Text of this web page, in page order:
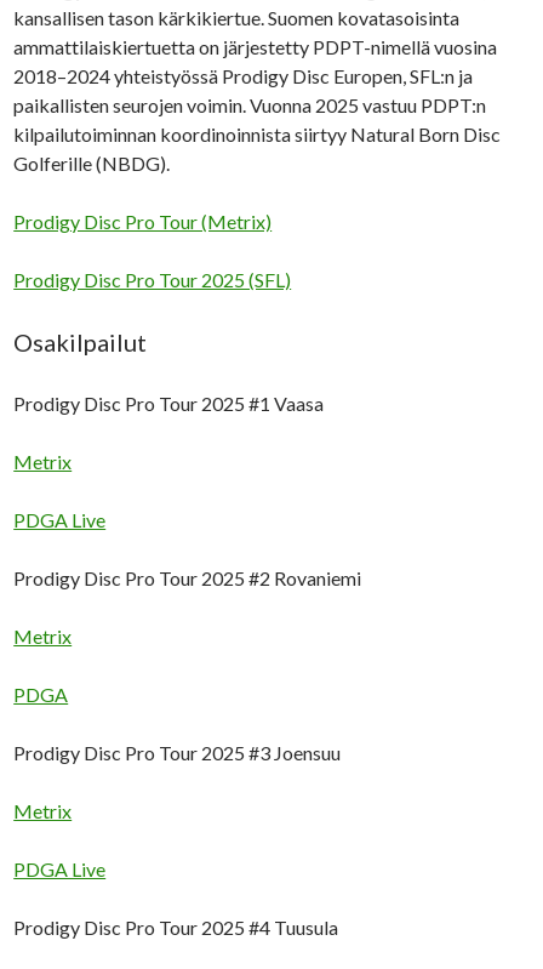
kansallisen tason kärkikiertue. Suomen kovatasoisinta
ammattilaiskiertuetta on järjestetty PDPT-nimellä vuosina
2018–2024 yhteistyössä Prodigy Disc Europen, SFL:n ja
paikallisten seurojen voimin. Vuonna 2025 vastuu PDPT:n
kilpailutoiminnan koordinoinnista siirtyy Natural Born Disc
Golferille (NBDG).
Prodigy Disc Pro Tour (Metrix)
Prodigy Disc Pro Tour 2025 (SFL)
Osakilpailut
Prodigy Disc Pro Tour 2025 #1 Vaasa
Metrix
PDGA Live
Prodigy Disc Pro Tour 2025 #2 Rovaniemi
Metrix
PDGA
Prodigy Disc Pro Tour 2025 #3 Joensuu
Metrix
PDGA Live
Prodigy Disc Pro Tour 2025 #4 Tuusula